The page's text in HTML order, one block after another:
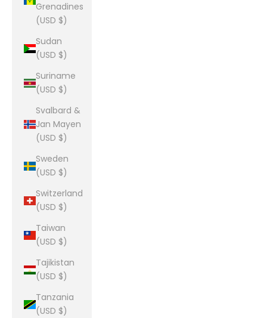
Grenadines
(USD $)
Sudan
(USD $)
Suriname
(USD $)
Svalbard &
Jan Mayen
(USD $)
Sweden
(USD $)
Switzerland
(USD $)
Taiwan
(USD $)
Tajikistan
(USD $)
Tanzania
(USD $)